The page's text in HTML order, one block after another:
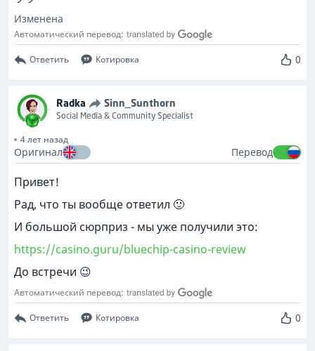
Изменена
Автоматический перевод:
Ответить Котировка 0
Radka Sinn_Sunthorn
Social Media & Community Specialist
4 лет назад
Оригинал Перевод
Привет!
Рад, что ты вообще ответил 🙂
И большой сюрприз - мы уже получили это:
https://casino.guru/bluechip-casino-review
До встречи 😉
Автоматический перевод:
Ответить Котировка 0